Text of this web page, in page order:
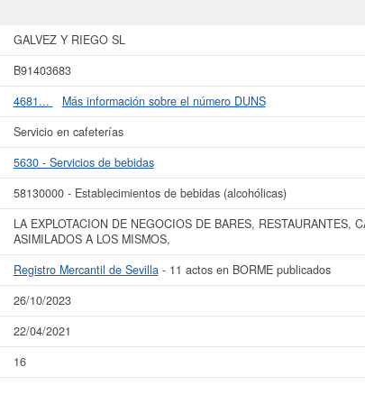
de su sector pueden optar. La cifra aproximada del capital
empresa GALVEZ Y RIEGO SL puede
de sus años de actividad, así como los balances y cuentas de
actualización del informe de empresa se ha realizado el 26/10/2023.
GALVEZ Y RIEGO SL
B91403683
4681...
Más información sobre el número DUNS
Servicio en cafeterías
5630 - Servicios de bebidas
58130000 - Establecimientos de bebidas (alcohólicas)
LA EXPLOTACION DE NEGOCIOS DE BARES, RESTAURANTES,
ASIMILADOS A LOS MISMOS,
Registro Mercantil de Sevilla- 11 actos en BORME publicados
26/10/2023
22/04/2021
16